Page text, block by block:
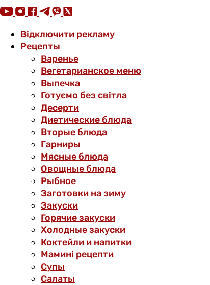
Відключити рекламу
Рецепты
Варенье
Вегетарианское меню
Выпечка
Готуємо без світла
Десерти
Диетические блюда
Вторые блюда
Гарниры
Мясные блюда
Овощные блюда
Рыбное
Заготовки на зиму
Закуски
Горячие закуски
Холодные закуски
Коктейли и напитки
Мамині рецепти
Супы
Салаты